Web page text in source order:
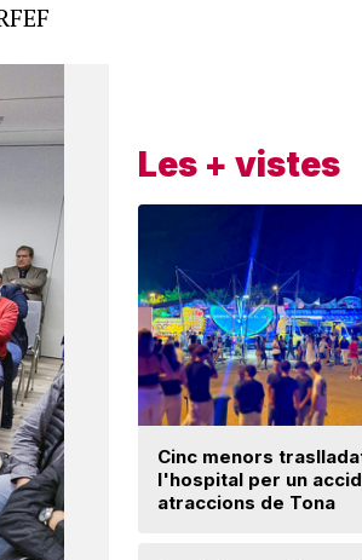
Les + vistes
Cinc menors
l'hospital per un
atraccions de Tona